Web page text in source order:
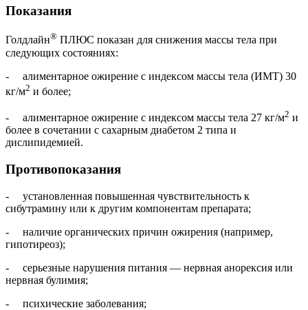
Показания
Голдлайн® ПЛЮС показан для снижения массы тела при
следующих состояниях:
- алиментарное ожирение с индексом массы тела (ИМТ) 30
кг/м2 и более;
- алиментарное ожирение с индексом массы тела 27 кг/м2 и
более в сочетании с сахарным диабетом 2 типа и
дислипидемией.
Противопоказания
- установленная повышенная чувствительность к
сибутрамину или к другим компонентам препарата;
- наличие органических причин ожирения (например,
гипотиреоз);
- серьезные нарушения питания — нервная анорексия или
нервная булимия;
- психические заболевания;